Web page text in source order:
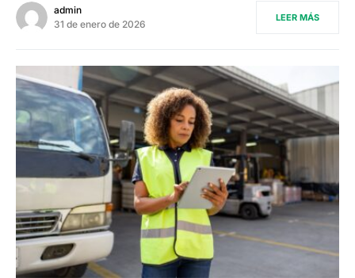
admin
31 de enero de 2026
LEER MÁS